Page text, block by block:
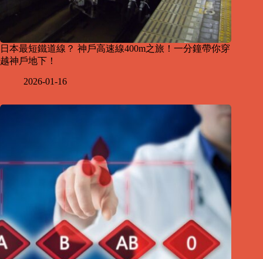
日本最短鐵道線？ 神戶高速線400m之旅！一分鐘帶你穿
越神戶地下！
2026-01-16